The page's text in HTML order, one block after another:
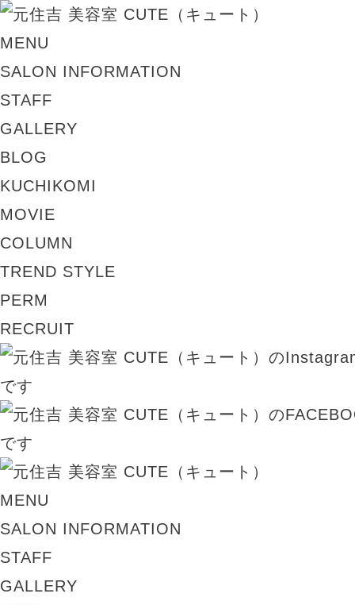
MENU
SALON INFORMATION
STAFF
GALLERY
BLOG
KUCHIKOMI
MOVIE
COLUMN
TREND STYLE
PERM
RECRUIT
MENU
SALON INFORMATION
STAFF
GALLERY